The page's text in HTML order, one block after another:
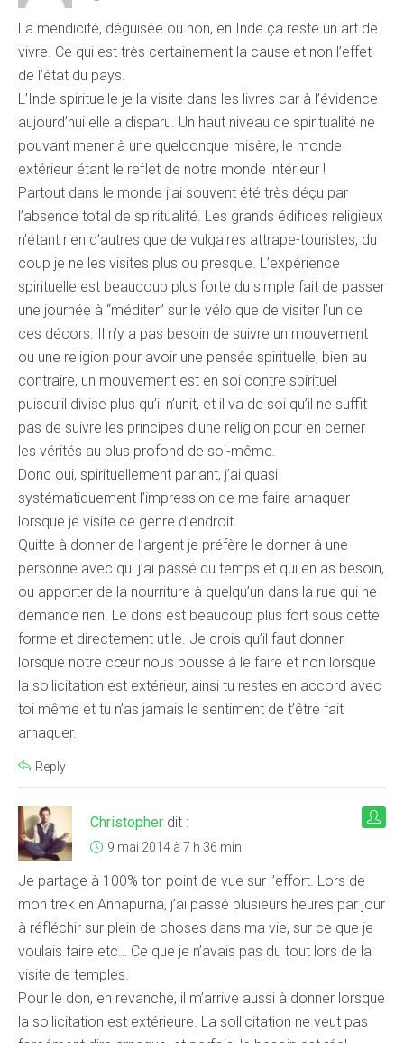
La mendicité, déguisée ou non, en Inde ça reste un art de
vivre. Ce qui est très certainement la cause et non l’effet
de l’état du pays.
L’Inde spirituelle je la visite dans les livres car à l’évidence
aujourd’hui elle a disparu. Un haut niveau de spiritualité ne
pouvant mener à une quelconque misère, le monde
extérieur étant le reflet de notre monde intérieur !
Partout dans le monde j’ai souvent été très déçu par
l’absence total de spiritualité. Les grands édifices religieux
n’étant rien d’autres que de vulgaires attrape-touristes, du
coup je ne les visites plus ou presque. L’expérience
spirituelle est beaucoup plus forte du simple fait de passer
une journée à “méditer” sur le vélo que de visiter l’un de
ces décors. Il n’y a pas besoin de suivre un mouvement
ou une religion pour avoir une pensée spirituelle, bien au
contraire, un mouvement est en soi contre spirituel
puisqu’il divise plus qu’il n’unit, et il va de soi qu’il ne suffit
pas de suivre les principes d’une religion pour en cerner
les vérités au plus profond de soi-même.
Donc oui, spirituellement parlant, j’ai quasi
systématiquement l’impression de me faire arnaquer
lorsque je visite ce genre d’endroit.
Quitte à donner de l’argent je préfère le donner à une
personne avec qui j’ai passé du temps et qui en as besoin,
ou apporter de la nourriture à quelqu’un dans la rue qui ne
demande rien. Le dons est beaucoup plus fort sous cette
forme et directement utile. Je crois qu’il faut donner
lorsque notre cœur nous pousse à le faire et non lorsque
la sollicitation est extérieur, ainsi tu restes en accord avec
toi même et tu n’as jamais le sentiment de t’être fait
arnaquer.
Reply
Christopher dit :
9 mai 2014 à 7 h 36 min
Je partage à 100% ton point de vue sur l’effort. Lors de
mon trek en Annapurna, j’ai passé plusieurs heures par jour
à réfléchir sur plein de choses dans ma vie, sur ce que je
voulais faire etc… Ce que je n’avais pas du tout lors de la
visite de temples.
Pour le don, en revanche, il m’arrive aussi à donner lorsque
la sollicitation est extérieure. La sollicitation ne veut pas